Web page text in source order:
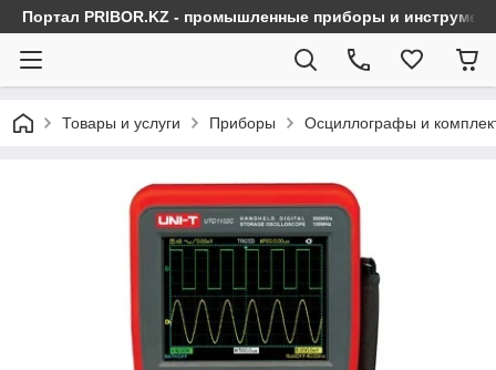
Портал PRIBOR.KZ - промышленные приборы и
Товары и услуги Приборы Осциллографы и